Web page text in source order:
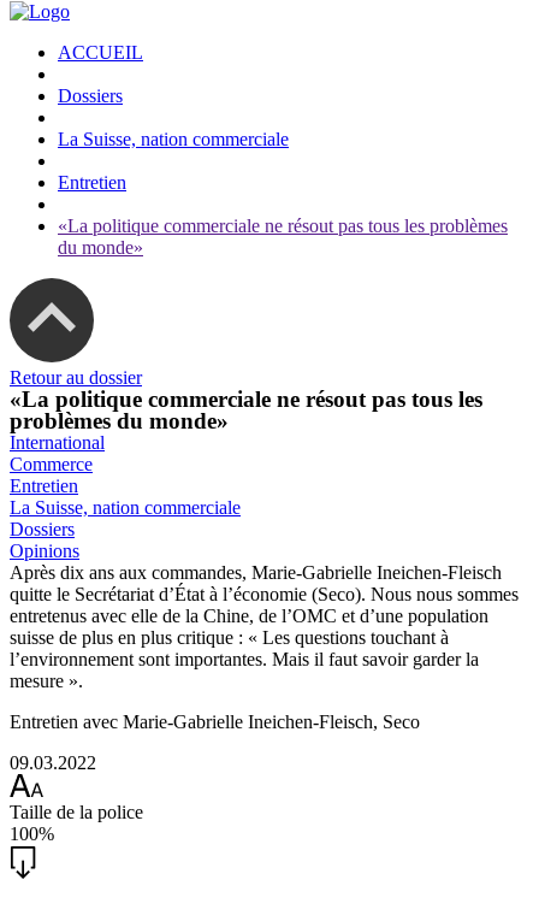
ACCUEIL
Dossiers
La Suisse, nation commerciale
Entretien
«La politique commerciale ne résout pas tous les problèmes
du monde»
Retour au dossier
«La politique commerciale ne résout pas tous les
problèmes du monde»
International
Commerce
Entretien
La Suisse, nation commerciale
Dossiers
Opinions
Après dix ans aux commandes, Marie-Gabrielle Ineichen-Fleisch
quitte le Secrétariat d’État à l’économie (Seco). Nous nous sommes
entretenus avec elle de la Chine, de l’OMC et d’une population
suisse de plus en plus critique : « Les questions touchant à
l’environnement sont importantes. Mais il faut savoir garder la
mesure ».
Entretien avec Marie-Gabrielle Ineichen-Fleisch, Seco
09.03.2022
Taille de la police
100%